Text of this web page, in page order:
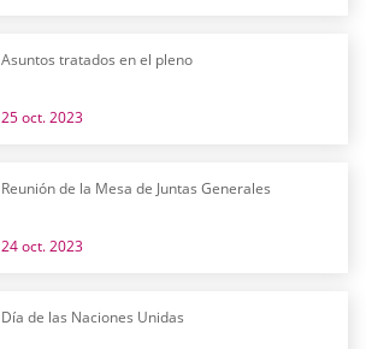
Asuntos tratados en el pleno
25 oct. 2023
Reunión de la Mesa de Juntas Generales
24 oct. 2023
Día de las Naciones Unidas